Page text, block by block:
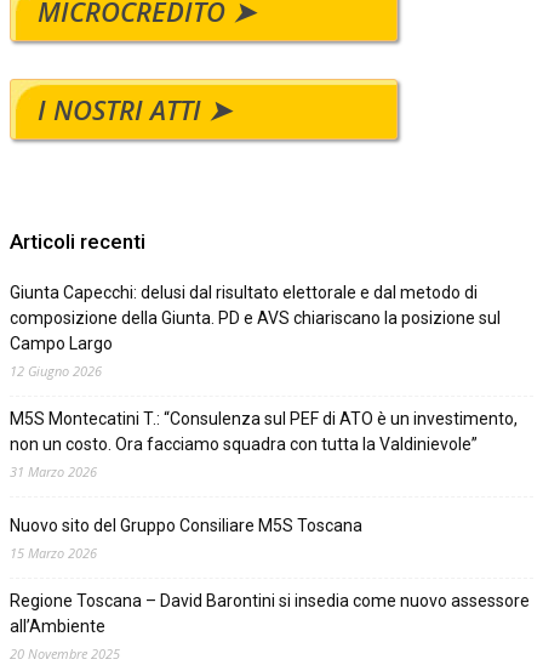
MICROCREDITO ➤
I NOSTRI ATTI ➤
Articoli recenti
Giunta Capecchi: delusi dal risultato elettorale e dal metodo di
composizione della Giunta. PD e AVS chiariscano la posizione sul
Campo Largo
12 Giugno 2026
M5S Montecatini T.: “Consulenza sul PEF di ATO è un investimento,
non un costo. Ora facciamo squadra con tutta la Valdinievole”
31 Marzo 2026
Nuovo sito del Gruppo Consiliare M5S Toscana
15 Marzo 2026
Regione Toscana – David Barontini si insedia come nuovo assessore
all’Ambiente
20 Novembre 2025